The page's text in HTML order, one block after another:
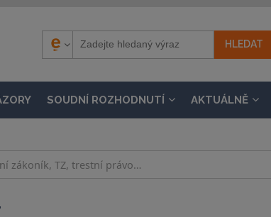
SOUDNÍ ROZHODNUTÍ AKTUÁLNĚ